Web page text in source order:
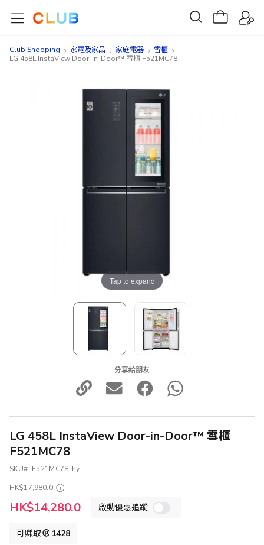
Club Shopping 家電及家品 家庭電器
雪櫃
LG 458L InstaView Door-in-Door™ 雪櫃 F521MC78
Tap to expand
分享給朋友
LG 458L InstaView Door-in-Door™ 雪櫃
F521MC78
SKU
F521MC78-hy
HK$17,980.0
特
殊
HK$14,280.0 啟動優惠追蹤
可賺取 1428